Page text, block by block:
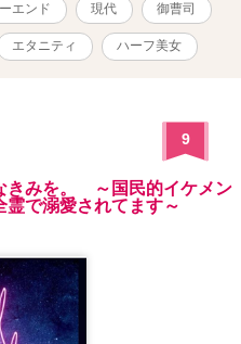
エンド 現代 御曹司
エタニティ ハーフ美女
9
きみを。 ～国民的イケメン
で溺愛されてます～